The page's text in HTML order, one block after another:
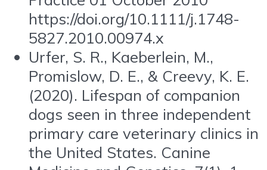
https://doi.org/10.1111/j.1748-
5827.2010.00974.x
Urfer, S. R., Kaeberlein, M.,
Promislow, D. E., & Creevy, K. E.
(2020). Lifespan of companion
dogs seen in three independent
primary care veterinary clinics in
the United States. Canine